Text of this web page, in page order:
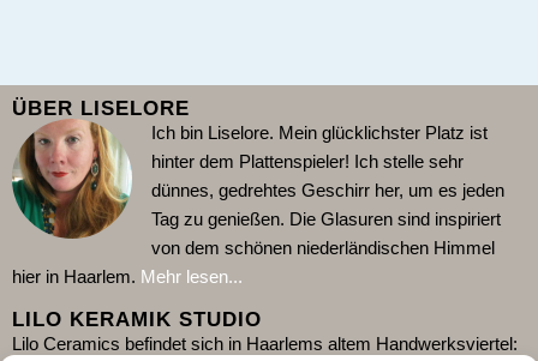
ÜBER LISELORE
Ich bin Liselore. Mein glücklichster Platz ist
hinter dem Plattenspieler! Ich stelle sehr
dünnes, gedrehtes Geschirr her, um es jeden
Tag zu genießen. Die Glasuren sind inspiriert
von dem schönen niederländischen Himmel
hier in Haarlem. Mehr lesen...
LILO KERAMIK STUDIO
Lilo Ceramics befindet sich in Haarlems altem Handwerksviertel: